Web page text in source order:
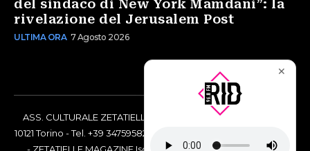
del sindaco di New York Mamdani”: la
rivelazione del Jerusalem Post
ULTIMA ORA 7 Agosto 2026
ASS. CULTURALE ZETATIELLE OFF via Vittorio Amedeo II, 21 -
10121 Torino - Tel. +39 3475958238 - Codice Fiscale 97883690014
- ZETATIELLE MAGAZINE Iscrizione al Tribunale di Torino n°
✕